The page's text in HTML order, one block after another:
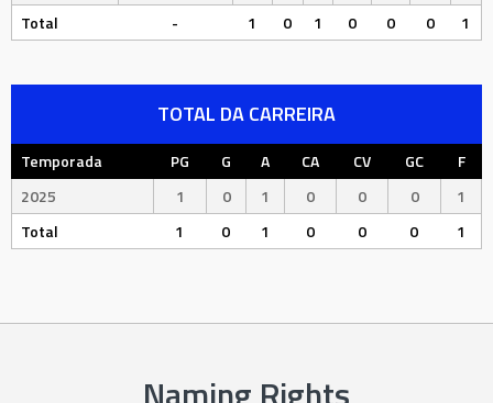
Total
- 1 0 1 0 0 0 1
TOTAL DA CARREIRA
Temporada PG G A CA CV GC
F
2025
1 0 1 0 0 0
1
Total
1 0 1 0 0 0 1